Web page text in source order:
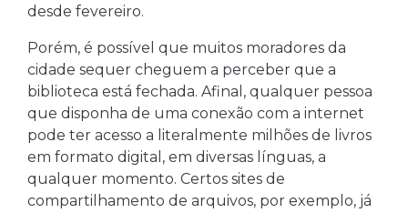
desde fevereiro.
Porém, é possível que muitos moradores da
cidade sequer cheguem a perceber que a
biblioteca está fechada. Afinal, qualquer pessoa
que disponha de uma conexão com a internet
pode ter acesso a literalmente milhões de livros
em formato digital, em diversas línguas, a
qualquer momento. Certos sites de
compartilhamento de arquivos, por exemplo, já